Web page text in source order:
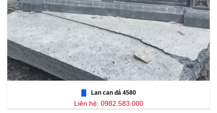
Lan can đá 4580
Liên hệ: 0982.583.000